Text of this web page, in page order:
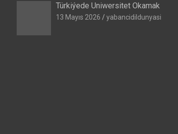
Türkiýede Uniwersitet Okamak
13 Mayıs 2026 yabancidildunyasi